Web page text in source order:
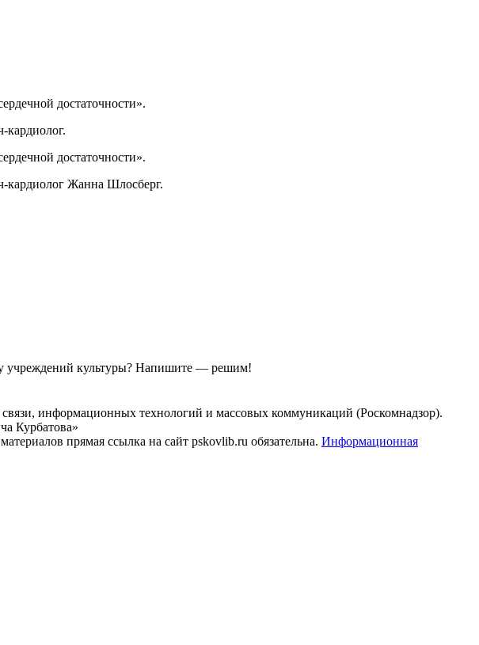
достаточности».
кардиолог.
достаточности».
кардиолог Жанна Шлосберг.
учреждений культуры? Напишите — решим!
информационных технологий и массовых коммуникаций (Роскомнадзор).
Курбатова»
прямая ссылка на сайт pskovlib.ru обязательна. Информационная